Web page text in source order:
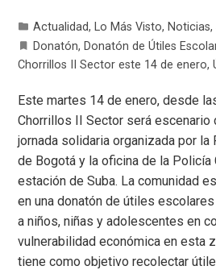
Actualidad, Lo Más Visto, Noticias,
Donatón, Donatón de Útiles
Chorrillos II Sector este 14 de enero,
Este martes 14 de enero, desde
Chorrillos II Sector será escenario
jornada solidaria organizada por
de Bogotá y la oficina de la Policía
estación de Suba. La comunidad
en una donatón de útiles
a niños, niñas y adolescentes en
vulnerabilidad económica en esta
tiene como objetivo recolectar